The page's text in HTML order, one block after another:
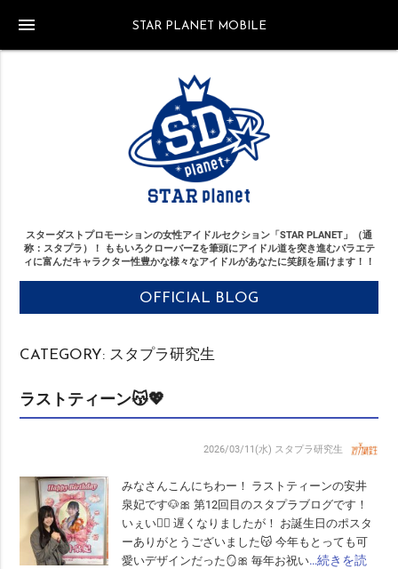
STAR PLANET MOBILE
menu
スターダストプロモーションの女性アイドルセクション「STAR PLANET」（通
称：スタプラ）！
ももいろクローバーZを筆頭にアイドル道を突き進むバラエテ
ィに富んだキャラクター性豊かな様々なアイドルがあなたに笑顔を届けます！！
OFFICIAL BLOG
CATEGORY: スタプラ研究生
ラストティーン😽💖
2026/03/11(水) スタプラ研究生
みなさんこんにちわー！ ラストティーンの安井
泉妃です🐶🎀 第12回目のスタプラブログです！
いぇい✌🏻 遅くなりましたが！ お誕生日のポスタ
ーありがとうございました😽 今年もとっても可
愛いデザインだった‎🪞🎀 毎年お祝い…続きを読